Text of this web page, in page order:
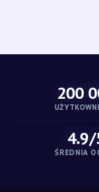
200
4.9/
ŚREDNIA